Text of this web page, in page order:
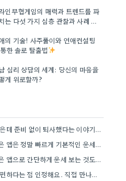
인무협게임의 매력과 트렌드를 파
는 다섯 가지 심층 관찰과 사례 분
의 기술! 사주풀이와 연애컨설팅
한 솔로 탈출법
심리 상담의 세계: 당신의 마음을
게 위로할까?
이직 운이 좋은데 준비 없이 퇴사했다는 이야기가 마음 아프네요. 좀 더 신중하게 상황을 판단해야 할…
포스텔러 같은 앱은 정말 빠르게 기본적인 운세를 알려주네요. 저는 운세 보는 것보다, 앞으로의 계획을 세울…
포스텔러 같은 앱으로 간단하게 운세 보는 것도 괜찮네요. 꼼꼼하게 분석하기 전에 먼저 방향 잡기가 좋겠어요.
전화 상담이 편하다는 점 인정해요. 직접 만나는 것만큼 깊이 있는 통찰력을 얻기는 어려울 것 같아요.